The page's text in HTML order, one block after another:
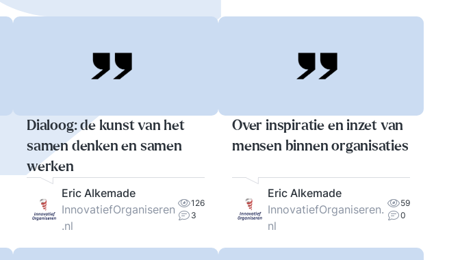
Dialoog: de kunst van het
samen denken en samen
werken
Eric Alkemade
InnovatiefOrganiseren
.nl
126
3
Over inspiratie en inzet van
mensen binnen organisaties
Eric Alkemade
InnovatiefOrganiseren.
nl
59
0